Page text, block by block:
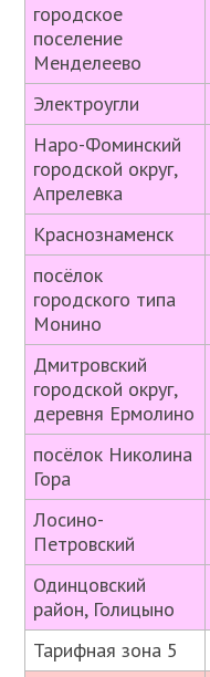
городское
поселение
Менделеево
Электроугли
Наро-Фоминский
городской округ,
Апрелевка
Краснознаменск
посёлок
городского типа
Монино
Дмитровский
городской округ,
деревня Ермолино
посёлок Николина
Гора
Лосино-
Петровский
Одинцовский
район, Голицыно
Тарифная зона 5